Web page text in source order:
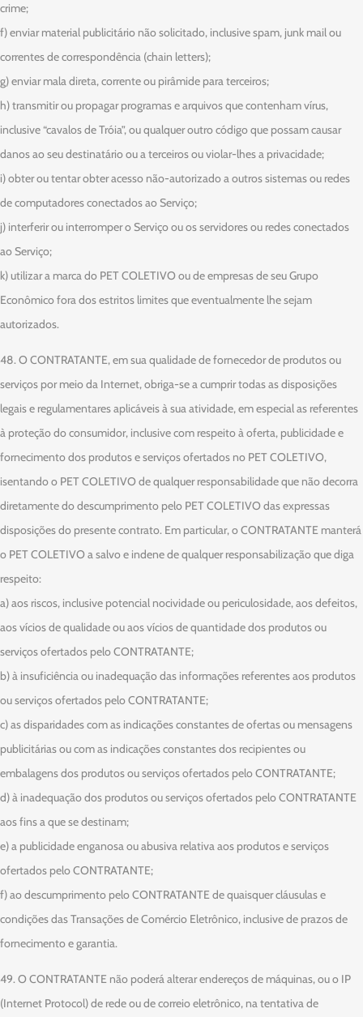
crime;
f) enviar material publicitário não solicitado, inclusive spam, junk mail ou
correntes de correspondência (chain letters);
g) enviar mala direta, corrente ou pirâmide para terceiros;
h) transmitir ou propagar programas e arquivos que contenham vírus,
inclusive “cavalos de Tróia”, ou qualquer outro código que possam causar
danos ao seu destinatário ou a terceiros ou violar-lhes a privacidade;
i) obter ou tentar obter acesso não-autorizado a outros sistemas ou redes
de computadores conectados ao Serviço;
j) interferir ou interromper o Serviço ou os servidores ou redes conectados
ao Serviço;
k) utilizar a marca do PET COLETIVO ou de empresas de seu Grupo
Econômico fora dos estritos limites que eventualmente lhe sejam
autorizados.
48. O CONTRATANTE, em sua qualidade de fornecedor de produtos ou
serviços por meio da Internet, obriga-se a cumprir todas as disposições
legais e regulamentares aplicáveis à sua atividade, em especial as referentes
à proteção do consumidor, inclusive com respeito à oferta, publicidade e
fornecimento dos produtos e serviços ofertados no PET COLETIVO,
isentando o PET COLETIVO de qualquer responsabilidade que não decorra
diretamente do descumprimento pelo PET COLETIVO das expressas
disposições do presente contrato. Em particular, o CONTRATANTE manterá
o PET COLETIVO a salvo e indene de qualquer responsabilização que diga
respeito:
a) aos riscos, inclusive potencial nocividade ou periculosidade, aos defeitos,
aos vícios de qualidade ou aos vícios de quantidade dos produtos ou
serviços ofertados pelo CONTRATANTE;
b) à insuficiência ou inadequação das informações referentes aos produtos
ou serviços ofertados pelo CONTRATANTE;
c) as disparidades com as indicações constantes de ofertas ou mensagens
publicitárias ou com as indicações constantes dos recipientes ou
embalagens dos produtos ou serviços ofertados pelo CONTRATANTE;
d) à inadequação dos produtos ou serviços ofertados pelo CONTRATANTE
aos fins a que se destinam;
e) a publicidade enganosa ou abusiva relativa aos produtos e serviços
ofertados pelo CONTRATANTE;
f) ao descumprimento pelo CONTRATANTE de quaisquer cláusulas e
condições das Transações de Comércio Eletrônico, inclusive de prazos de
fornecimento e garantia.
49. O CONTRATANTE não poderá alterar endereços de máquinas, ou o IP
(Internet Protocol) de rede ou de correio eletrônico, na tentativa de